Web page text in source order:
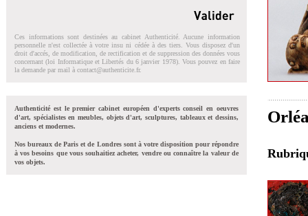
Ces informations sont destinées au cabinet Authenticité. Aucune information
personnelle n'est collectée à votre insu ni cédée à des tiers. Vous disposez d'un
droit d'accés, de modification, de rectification et de suppression des données vous
concernant (loi Informatique et Libertés du 6 janvier 1978). Vous pouvez en faire
la demande par mail à contact@authenticite.fr.
Authenticité est le premier cabinet européen d'experts conseil en oeuvres
d'art, spécialistes en meubles, objets d'art, sculptures, tableaux et dessins,
anciens et modernes.
Nos bureaux de Paris et de Londres sont à votre disposition pour répondre
à vos besoins que vous souhaitiez acheter, vendre ou connaître la valeur de
vos objets.